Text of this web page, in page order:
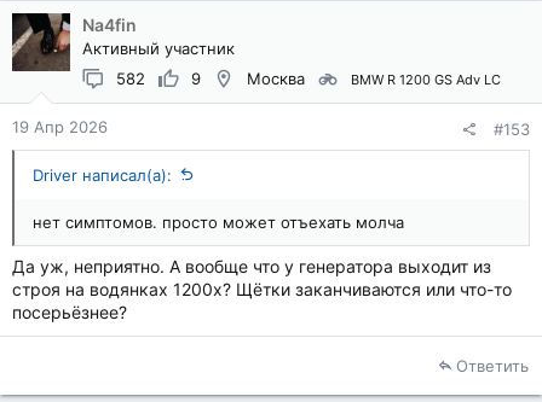
Na4fin
Активный участник
582
9 Москва BMW R 1200 GS Adv LC
19 Апр 2026 #153
Driver написал(а):
нет симптомов. просто может отъехать молча
Да уж, неприятно. А вообще что у генератора выходит из
строя на водянках 1200х? Щётки заканчиваются или что-то
посерьёзнее?
Ответить